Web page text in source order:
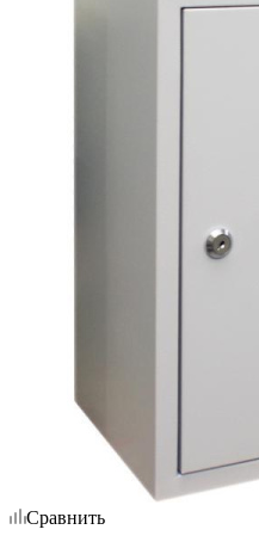
Сравнить